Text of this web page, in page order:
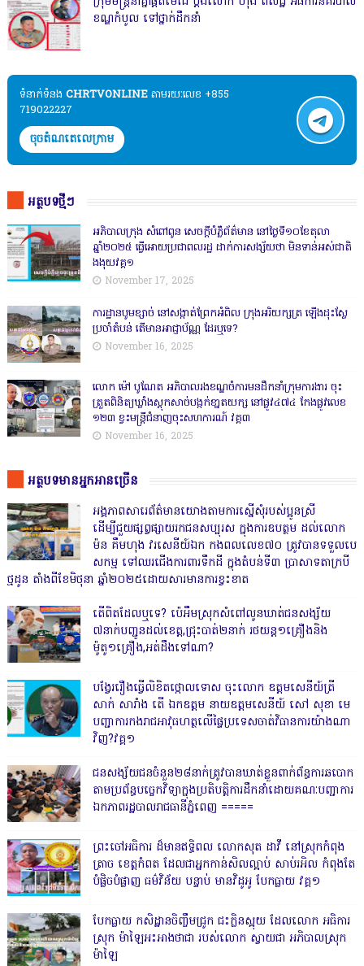
ខណ្ឌកំបូល ទៅថ្នាក់ដឹកនាំ
ទំនាក់ទំនង​​ CHRTVONLINE តាមរយៈលេខ +855
719022227
ចុចតំណតេលេក្រាម
អត្ថបទថ្មីៗ
អភិបាលក្រុង សំពៅពូន សេចក្តីបំភ្លឺព័ត៌មាន នៅថ្ងៃទី១០ខែតុលា
ឆ្នាំ២០២៥ ធ្វើអោយប្រជាពលរដ្ឋ ដាក់ការសង្ស័យថា មិនទាន់អស់ជាតិ
ងងុយវគ្គ១
November 17, 2025
ការដ្ឋានបូមខ្សាច់ នៅសង្កាត់ព្រែកអំពិល ក្រុងអរិយក្សត្រ ឡើងដុះស្លែ
ប្រចាំតំបន់ តើមានអាជ្ញាប័ណ្ណ ដែរឬទេ?
November 16, 2025
លោក ម៉ៅ បូណែត អភិបាលរងខណ្ឌចំការមនដឹកនាំក្រុមការងារ ចុះ
ត្រួតពិនិត្យឃ្លាំងស្តុកសាច់បង្កក់ខា្នតយក្ស នៅផ្លូវ៤៧៤ កែងផ្លូវលេខ
១២៣ ខ្វះមន្ត្រីជំនាញចុះសហការណ៍ វគ្គ៣
November 16, 2025
អត្ថបទមានអ្នកអានច្រើន
អង្គភាពសារេព័ត៌មានយោងតាមការស្នើសុំរបស់ប្អូនស្រី
ដើម្បីជួយផ្សព្វផ្សាយរកជនសប្បុរស ក្នុងការឧបត្ថម ដល់លោក
ម៉ន គឹមហុង វរសេនីយ៍ឯក កងពលលេខ៧០ ត្រូវបានទទួលបេ
សកម្ម ទៅឈរជើងការពារទឹកដី ក្នុងតំបន់ទី៣ ប្រាសាទតាក្របី
ថ្មដូន តាំងពីខែមិថុនា ឆ្នាំ២០២៥ដោយសារមានការខ្វះខាត
តើពិតដែលឬទេ? ប៉េអឹមស្រុកសំពៅលូនឃាត់ជនសង្ស័យ
៧នាក់បញ្ជូនដល់ខេត្ត,ជ្រុះបាត់២នាក់ រថយន្ត១គ្រឿងនិង
ម៉ូតូ១គ្រឿង,អត់ដឹងទៅណា?
បង្វែររឿងធ្វើលិខិតថ្កោលទោស ចុះលោក ឧត្តមសេនីយ៍ត្រី
សាក់ សារាំង តើ ឯកឧត្តម នាយឧត្តមសេនីយ៍ សៅ សុខា មេ
បញ្ជាការកងរាជអាវុធហត្ថលើផ្ទៃប្រទេសចាត់វិធានការយ៉ាងណា
វិញ?វគ្គ១
ជនសង្ស័យជនចំនួន២៨នាក់ត្រូវបានឃាត់ខ្លួនពាក់ព័ន្ធការឆបោក
តាមប្រព័ន្ធបច្ចេកវិទ្យាក្នុងប្រតិបត្តិការដឹកនាំដោយគណៈបញ្ជាការ
ឯកភាពរដ្ឋបាលរាជធានីភ្នំពេញ ‎=====
ព្រះចៅអធិការ ដ៏មានឥទ្ធិពល លោកសុត ដាវី នៅស្រុកកំពុង
ត្រាច ខេត្តកំពត ដែលជាអ្នកកាន់សិលល្អាប់ សាប់រអិល កំពុងតែ
បំផ្លិចបំផ្លាញ ធម៌វិន័យ បន្ទាប់ មានវិដូអូ បែកធ្លាយ វគ្គ១
បែកធ្លាយ កសិដ្ឋានចិញ្ចឹមជ្រូក ជះក្លិនស្អុយ ដែលលោក អធិការ
ស្រុក ម៉ាឡៃអះអាងថាជា របស់លោក ស្វាយជា អភិបាលស្រុក
ម៉ាឡៃ